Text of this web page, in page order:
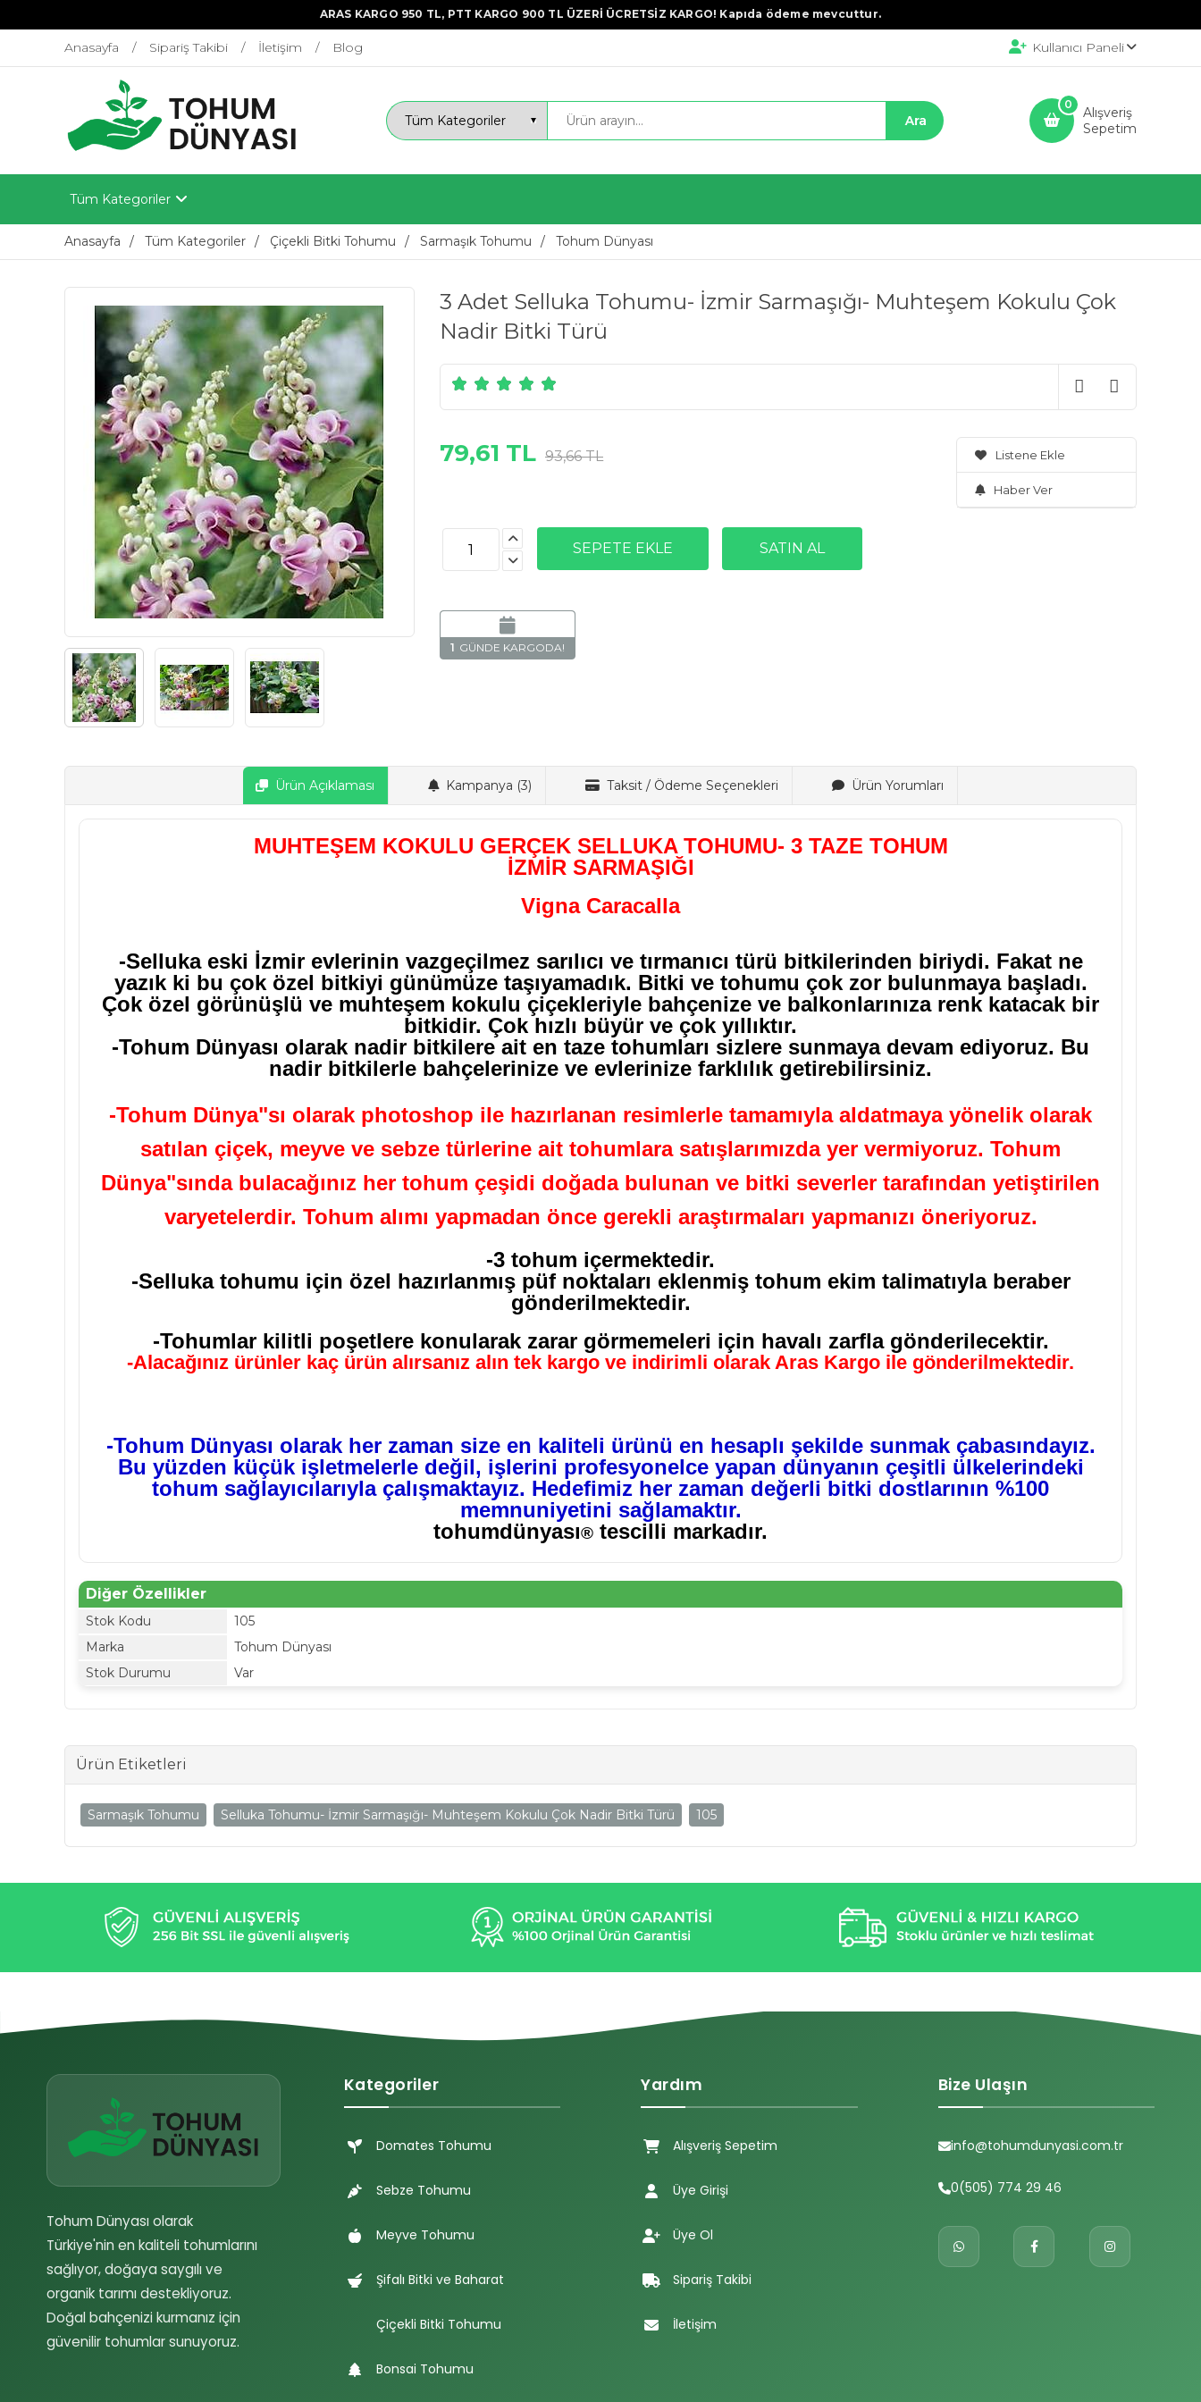
ARAS KARGO 950 TL, PTT KARGO 900 TL ÜZERİ ÜCRETSİZ KARGO! Kapıda ödeme mevcuttur.
Anasayfa Sipariş Takibi İletişim Blog Kullanıcı Paneli
Alışveriş
Sepetim
0
Tüm Kategoriler
Anasayfa Tüm Kategoriler Çiçekli Bitki Tohumu Sarmaşık Tohumu Tohum Dünyası
3 Adet Selluka Tohumu- İzmir Sarmaşığı- Muhteşem Kokulu Çok
Nadir Bitki Türü
79,61 TL 93,66 TL
1
Listene Ekle
Haber Ver
Ürün Açıklaması Kampanya (3) Taksit / Ödeme Seçenekleri Ürün Yorumları
MUHTEŞEM KOKULU GERÇEK SELLUKA TOHUMU- 3 TAZE TOHUM
İZMİR SARMAŞIĞI
Vigna Caracalla
-Selluka eski İzmir evlerinin vazgeçilmez sarılıcı ve tırmanıcı türü bitkilerinden biriydi. Fakat ne
yazık ki bu çok özel bitkiyi günümüze taşıyamadık. Bitki ve tohumu çok zor bulunmaya başladı.
Çok özel görünüşlü ve muhteşem kokulu çiçekleriyle bahçenize ve balkonlarınıza renk katacak bir
bitkidir. Çok hızlı büyür ve çok yıllıktır.
-Tohum Dünyası olarak nadir bitkilere ait en taze tohumları sizlere sunmaya devam ediyoruz. Bu
nadir bitkilerle bahçelerinize ve evlerinize farklılık getirebilirsiniz.
-Tohum Dünya"sı olarak photoshop ile hazırlanan resimlerle tamamıyla aldatmaya yönelik olarak
satılan çiçek, meyve ve sebze türlerine ait tohumlara satışlarımızda yer vermiyoruz. Tohum
Dünya"sında bulacağınız her tohum çeşidi doğada bulunan ve bitki severler tarafından yetiştirilen
varyetelerdir. Tohum alımı yapmadan önce gerekli araştırmaları yapmanızı öneriyoruz.
-3 tohum içermektedir.
-Selluka tohumu için özel hazırlanmış püf noktaları eklenmiş tohum ekim talimatıyla beraber
gönderilmektedir.
-Tohumlar kilitli poşetlere konularak zarar görmemeleri için havalı zarfla gönderilecektir.
-Alacağınız ürünler kaç ürün alırsanız alın tek kargo ve indirimli olarak Aras Kargo ile gönderilmektedir.
-Tohum Dünyası olarak her zaman size en kaliteli ürünü en hesaplı şekilde sunmak çabasındayız.
Bu yüzden küçük işletmelerle değil, işlerini profesyonelce yapan dünyanın çeşitli ülkelerindeki
tohum sağlayıcılarıyla çalışmaktayız. Hedefimiz her zaman değerli bitki dostlarının %100
memnuniyetini sağlamaktır.
tohumdünyası® tescilli markadır.
Diğer Özellikler
Stok Kodu
105
Marka
Tohum Dünyası
Stok Durumu
Var
Ürün Etiketleri
Sarmaşık Tohumu Selluka Tohumu- İzmir Sarmaşığı- Muhteşem Kokulu Çok Nadir Bitki Türü 105
Tohum Dünyası olarak
Türkiye'nin en kaliteli tohumlarını
sağlıyor, doğaya saygılı ve
organik tarımı destekliyoruz.
Doğal bahçenizi kurmanız için
güvenilir tohumlar sunuyoruz.
Kategoriler
Domates Tohumu
Sebze Tohumu
Meyve Tohumu
Şifalı Bitki ve Baharat
Çiçekli Bitki Tohumu
Bonsai Tohumu
Yardım
Alışveriş Sepetim
Üye Girişi
Üye Ol
Sipariş Takibi
İletişim
Bize Ulaşın
info@tohumdunyasi.com.tr
0(505) 774 29 46